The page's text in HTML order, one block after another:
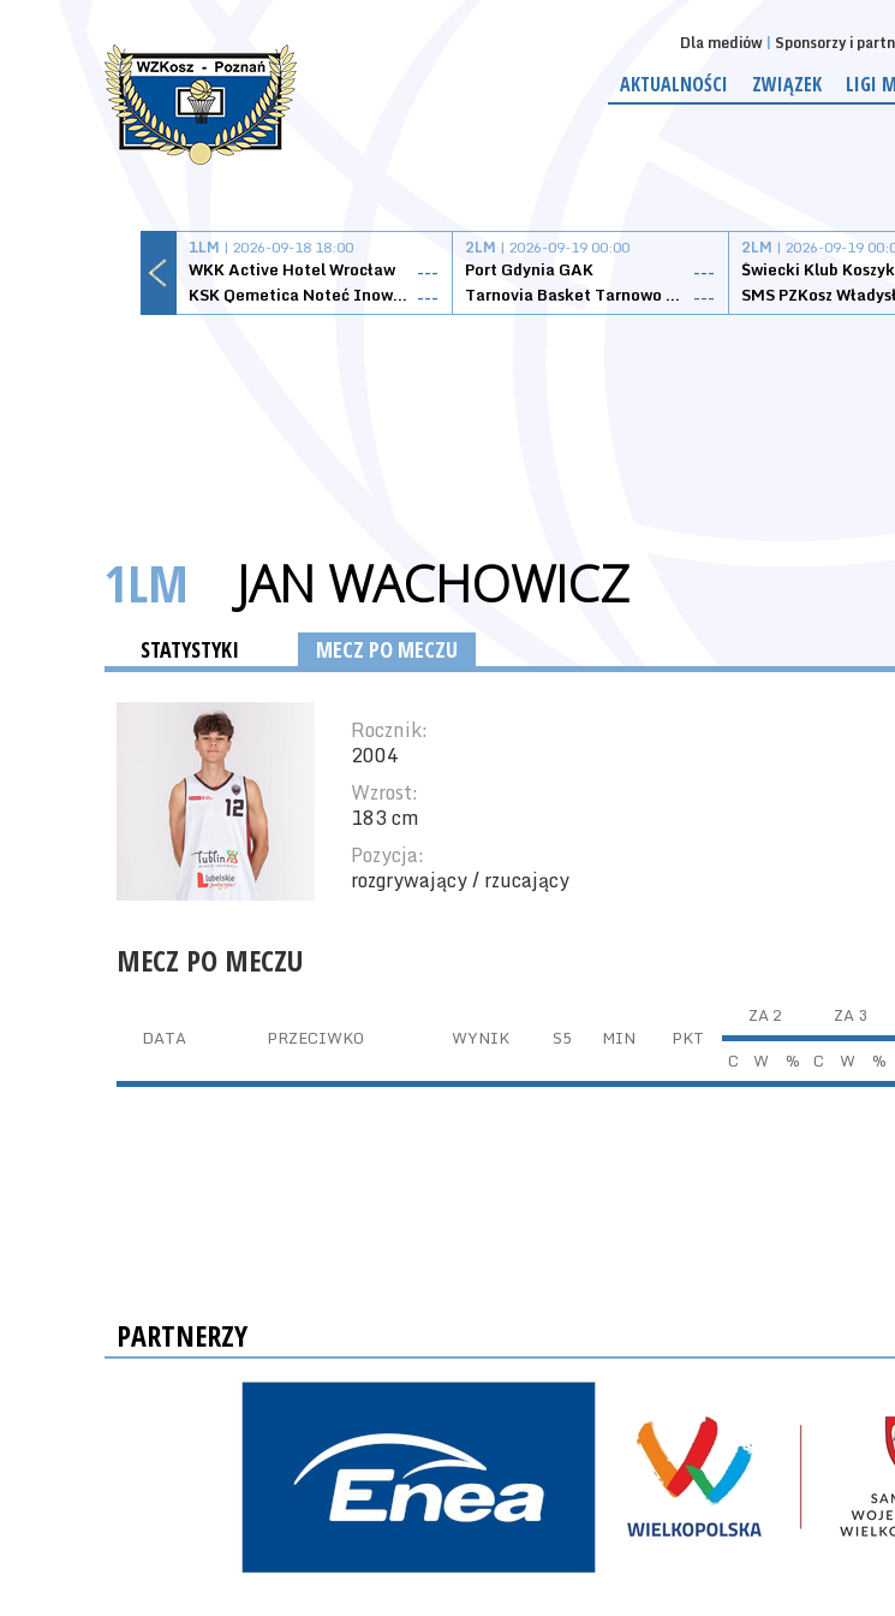
Dla mediów Sponsorzy i
AKTUALNOŚCI ZWIĄZEK LIGI
1LM | 2026-09-18 18:00
WKK Active Hotel Wrocław
---
KSK Qemetica Noteć Inowrocław ---
2LM | 2026-09-19 00:00
Port Gdynia GAK
---
Tarnovia Basket Tarnowo Podgórne ---
2LM | 2026-09-19
Świecki Klub
SMS PZKosz
1LM JAN WACHOWICZ
STATYSTYKI MECZ PO MECZU
Rocznik:
2004
Wzrost:
183 cm
Pozycja:
rozgrywający / rzucający
MECZ PO MECZU
DATA PRZECIWKO WYNIK S5 MIN PKT
ZA 2 ZA 3
C
W % C W %
PARTNERZY